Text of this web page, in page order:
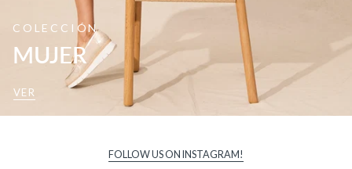
COLECCIÓN
MUJER
VER
FOLLOW US ON INSTAGRAM!